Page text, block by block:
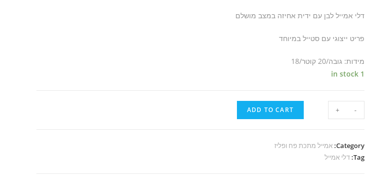
דלי אמייל לבן עם ידית אחיזה במצב מושלם
פריט ייצוגי עם סטייל במיוחד
מידות: גובה/20 קוטר/18
1 in stock
-
+
ADD TO CART
Category: אמייל מתכת פח ופליז
Tag: דלי אמייל